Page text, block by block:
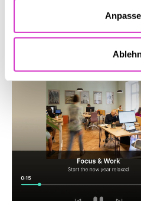
Informationen über
erfassen, welche bis auf
bestimmten Merkmalen
Erfahren Sie mehr darüber,
verarbeitet werden, und
Abschnitt Einzelheitenfest.
Wir verwenden Cookies, um
personalisieren, Funktionen
zu können und die Zugriffe auf